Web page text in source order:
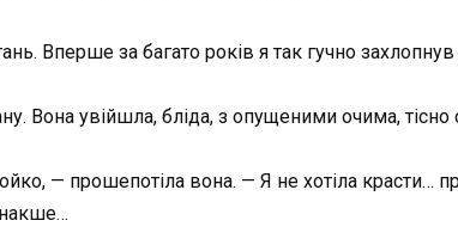
Вперше за багато років я так гучно захлопнув
Вона увійшла, бліда, з опущеними очима, тісно
— прошепотіла вона. — Я не хотіла красти…